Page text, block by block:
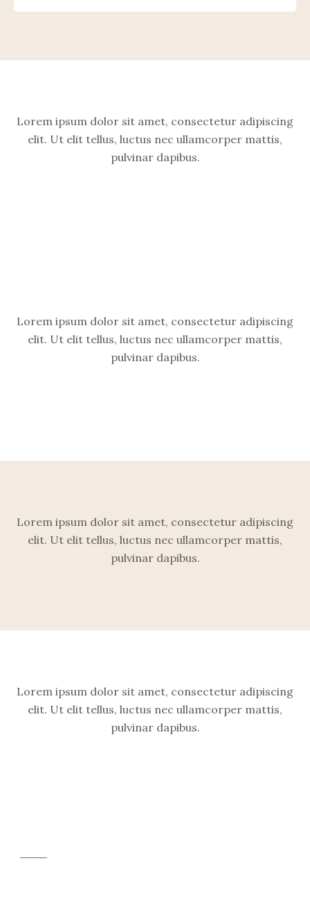
Lorem ipsum dolor sit amet, consectetur adipiscing
elit. Ut elit tellus, luctus nec ullamcorper mattis,
pulvinar dapibus.
Lorem ipsum dolor sit amet, consectetur adipiscing
elit. Ut elit tellus, luctus nec ullamcorper mattis,
pulvinar dapibus.
Lorem ipsum dolor sit amet, consectetur adipiscing
elit. Ut elit tellus, luctus nec ullamcorper mattis,
pulvinar dapibus.
Lorem ipsum dolor sit amet, consectetur adipiscing
elit. Ut elit tellus, luctus nec ullamcorper mattis,
pulvinar dapibus.